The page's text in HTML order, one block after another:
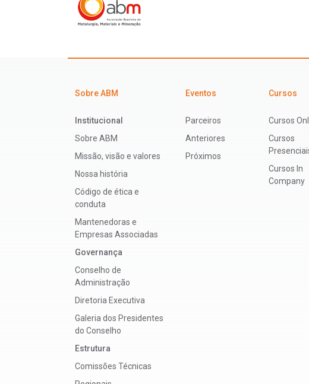
Sobre ABM
Institucional
Sobre ABM
Missão, visão e valores
Nossa história
Código de ética e
conduta
Mantenedoras e
Empresas Associadas
Governança
Conselho de
Administração
Diretoria Executiva
Galeria dos Presidentes
do Conselho
Estrutura
Comissões Técnicas
Eventos
Parceiros
Anteriores
Próximos
Cursos
Cursos
Cursos
Cursos In
Company